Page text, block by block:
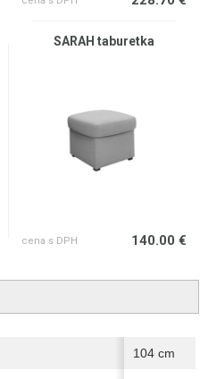
SARAH taburetka
cena s DPH 140.00 €
104 cm